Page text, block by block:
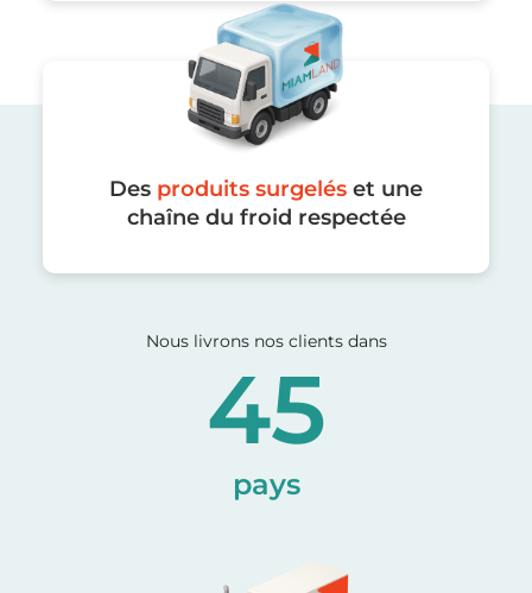
Des produits surgelés et une
chaîne du froid respectée
Nous livrons nos clients dans
45
pays